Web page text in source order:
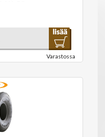
Varastossa